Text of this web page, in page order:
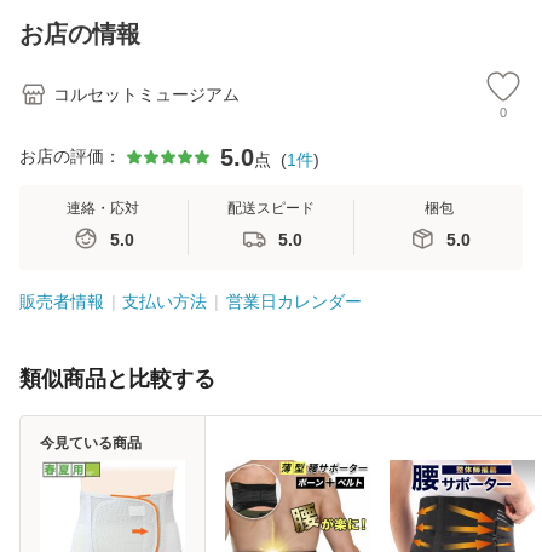
お店の情報
コルセットミュージアム
0
お店の評価： 5.0点 (1件)
連絡・応対
5.0
配送スピード
5.0
梱包
5.0
販売者情報 支払い方法 営業日カレンダー
類似商品と比較する
今見ている商品